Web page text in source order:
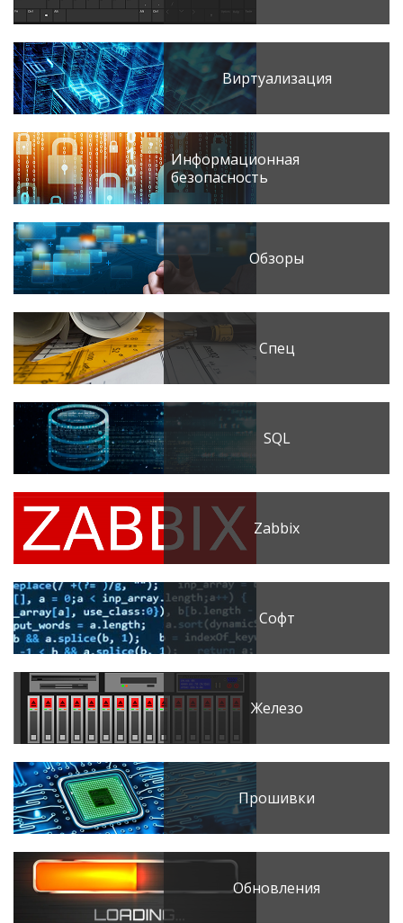
Виртуализация
Информационная
безопасность
Обзоры
Спец
SQL
Zabbix
Софт
Железо
Прошивки
Обновления